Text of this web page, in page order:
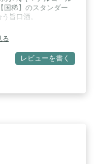
国稀】のスタンダー
旨口酒。
る
レビューを書く